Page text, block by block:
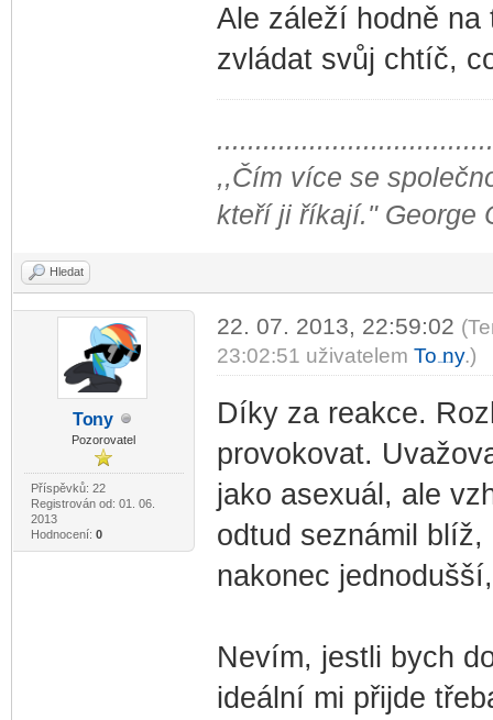
Ale záleží hodně
zvládat svůj chtíč,
,,Čím více se
kteří ji říkají." George
Hledat
Tony
Pozorovatel
Příspěvků: 22
Registrován od: 01. 06.
2013
Hodnocení: 0
22. 07. 2013, 22:59:02
23:02:51 uživatelem To ny.)
Díky za reakce.
provokovat.
jako asexuál, ale
odtud seznámil
nakonec
Nevím, jestli bych
ideální mi přijde